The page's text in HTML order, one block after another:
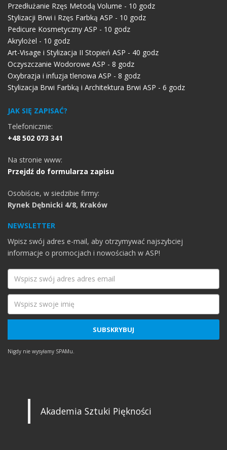
Przedłużanie Rzęs Metodą Volume - 10 godz
Stylizacji Brwi i Rzęs Farbką ASP - 10 godz
Pedicure Kosmetyczny ASP - 10 godz
Akrylożel - 10 godz
Art-Visage i Stylizacja II Stopień ASP - 40 godz
Oczyszczanie Wodorowe ASP - 8 godz
Oxybrazja i infuzja tlenowa ASP - 8 godz
Stylizacja Brwi Farbką i Architektura Brwi ASP - 6 godz
JAK SIĘ ZAPISAĆ?
Telefonicznie:
+48 502 073 341
Na stronie www:
Przejdź do formularza zapisu
Osobiście, w siedzibie firmy:
Rynek Dębnicki 4/8, Kraków
NEWSLETTER
Wpisz swój adres e-mail, aby otrzymywać najszybciej
informacje o promocjach i nowościach w ASP!
Nigdy nie wysyłamy SPAMu.
Akademia Sztuki Piękności